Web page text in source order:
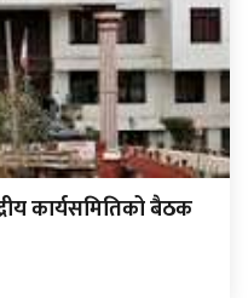
कार्यसमितिको बैठक